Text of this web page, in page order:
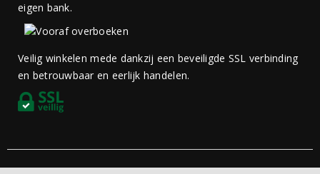
eigen bank.
Veilig winkelen mede dankzij een beveiligde SSL verbinding
en betrouwbaar en eerlijk handelen.